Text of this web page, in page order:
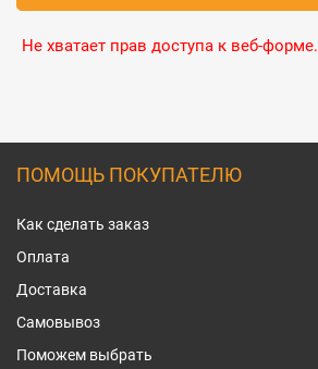
Не хватает прав доступа к веб-форме.
ПОМОЩЬ ПОКУПАТЕЛЮ
Как сделать заказ
Оплата
Доставка
Самовывоз
Поможем выбрать